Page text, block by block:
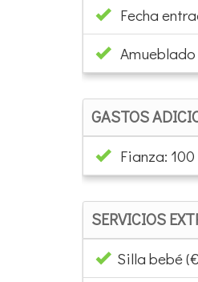
Amueblado
Fianza: 100
Silla bebé
Cuna (€ /